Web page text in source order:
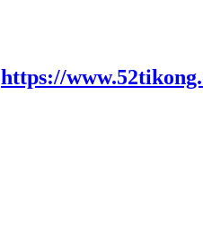
https://